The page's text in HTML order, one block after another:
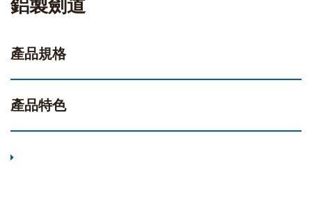
鋁製劍道
產品規格
產品特色